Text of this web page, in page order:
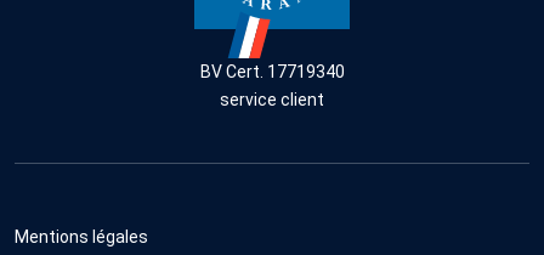
BV Cert. 17719340
service client
Mentions légales